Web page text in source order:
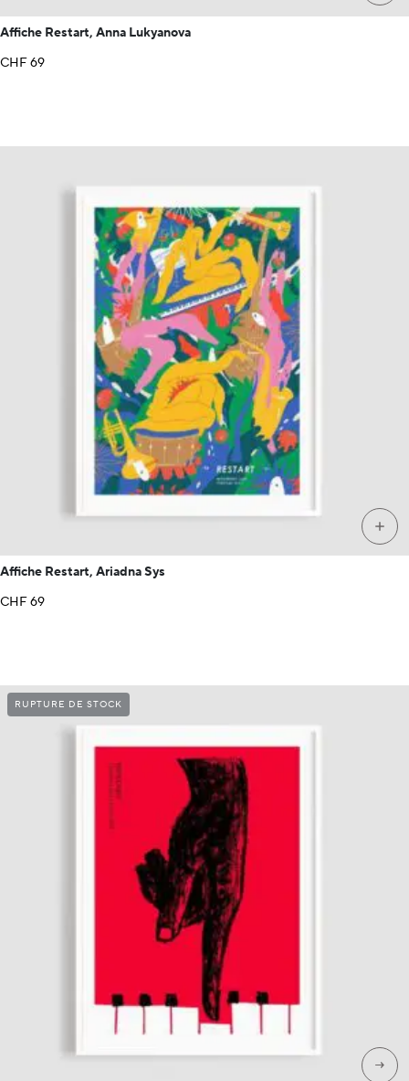
Affiche Restart, Anna Lukyanova
CHF69
+
Affiche Restart, Ariadna Sys
CHF69
→
RUPTURE DE STOCK